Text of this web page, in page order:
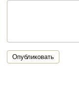
Опубликовать